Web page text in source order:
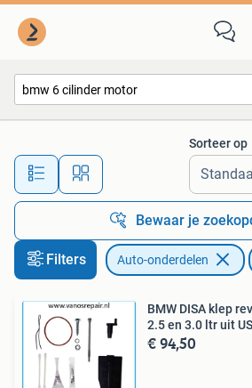
Alle afstanden…
Sorteer op
Bewaar je
Filters Auto-onderdelen
BMW DISA klep
2.5 en 3.0 ltr uit
€ 94,50